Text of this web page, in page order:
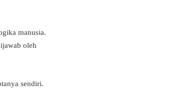
manusia.
oleh
sendiri.